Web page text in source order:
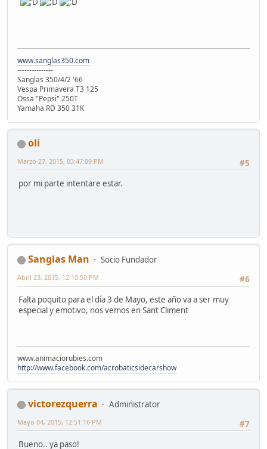
www.sanglas350.com
---------------
Sanglas 350/4/2 '66
Vespa Primavera T3 125
Ossa "Pepsi" 250T
Yamaha RD 350 31K
oli
#5
Marzo 27, 2015, 03:47:09 PM
por mi parte intentare estar.
Sanglas Man
Socio Fundador
#6
Abril 23, 2015, 12:10:50 PM
Falta poquito para el día 3 de Mayo, este año va a ser muy
especial y emotivo, nos vemos en Sant Climent
www.animaciorubies.com
http://www.facebook.com/acrobaticsidecarshow
victorezquerra
Administrator
#7
Mayo 04, 2015, 12:51:16 PM
Bueno.. ya paso!